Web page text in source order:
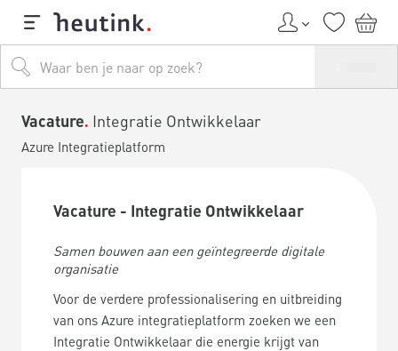
Vacature Integratie Ontwikkelaar
Azure Integratieplatform
Vacature - Integratie Ontwikkelaar
Samen bouwen aan een geïntegreerde digitale
organisatie
Voor de verdere professionalisering en uitbreiding
van ons Azure integratieplatform zoeken we een
Integratie Ontwikkelaar die energie krijgt van